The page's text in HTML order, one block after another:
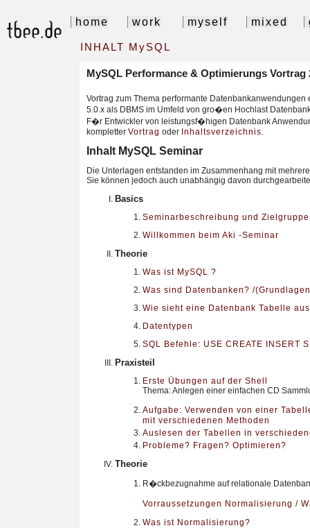
home work myself mixed
INHALT MySQL
MySQL Performance & Optimierungs Vortrag
Vortrag zum Thema performante
5.0.x als DBMS im Umfeld von gro�en Hochlast
F�r Entwickler von leistungsf�higen Datenbank
kompletter Vortrag oder Inhaltsverzeichnis.
Inhalt MySQL Seminar
Die Unterlagen entstanden im Zusammenhang mit
Sie können jedoch auch unabhängig davon
Basics
Seminarbeschreibung und Zielgruppe
Willkommen beim Aki -Seminar
Theorie
Was ist MySQL ?
Was sind Datenbanken? /
Wie sieht eine Datenbank Tabelle
Datentypen
SQL Befehle: USE CREATE INSERT
Praxisteil
Erste Übungen auf der Shell
Thema: Anlegen einer einfachen CD
Aufgabe: Verwenden von einer
mit verschiedenen Methoden
Auslesen der Tabellen in
Probleme? Fragen? Optimieren?
Theorie
R�ckbezugnahme auf relationale
Vorraussetzungen Normalisierung /
Was ist Normalisierung?